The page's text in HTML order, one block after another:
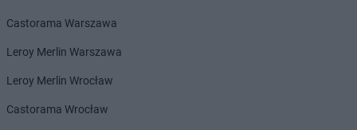
Castorama Warszawa
Leroy Merlin Warszawa
Leroy Merlin Wrocław
Castorama Wrocław